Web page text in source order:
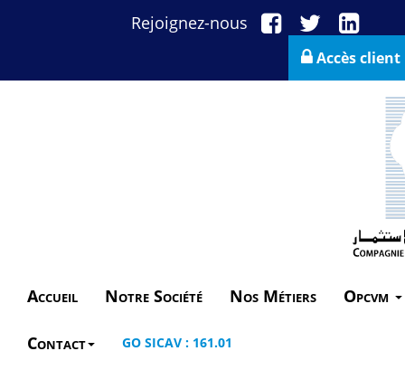
Rejoignez-nous
Accès client
Accueil Notre Société Nos Métiers Opcvm
Contact GO SICAV : 161.01